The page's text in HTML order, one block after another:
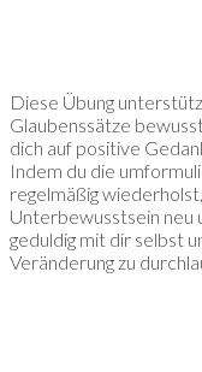
Diese Übung
Glaubenssätze
dich auf positive
Indem du die
regelmäßig
Unterbewusstsein neu
geduldig mit dir selbst
Veränderung zu